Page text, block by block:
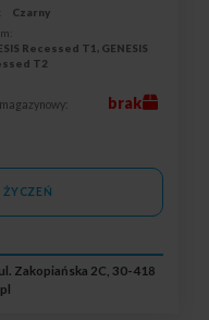
Czarny
Recessed T1, GENESIS
T2
brak
Zakopiańska 2C, 30-418